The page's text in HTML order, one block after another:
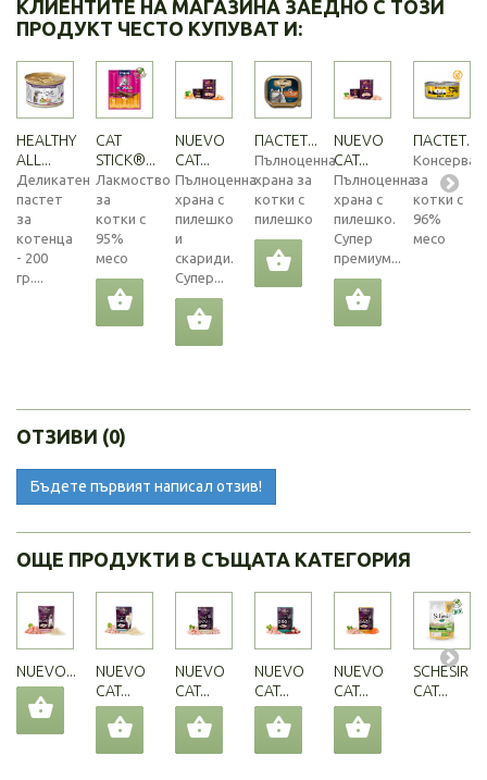
КЛИЕНТИТЕ НА МАГАЗИНА ЗАЕДНО С ТОЗИ
ПРОДУКТ ЧЕСТО КУПУВАТ И:
HEALTHY
ALL...
Деликатен
пастет
за
котенца
- 200
гр....
CAT
STICK®...
Лакмоство
за
котки с
95%
месо
NUEVO
CAT...
Пълноценна
храна с
пилешко
и
скариди.
Супер...
ПАСТЕТ...
Пълноценна
храна за
котки с
пилешко
NUEVO
CAT...
Пълноценна
храна с
пилешко.
Супер
премиум...
ПАСТЕТ...
Консерва
за
котки с
96%
месо
ОТЗИВИ (0)
Бъдете първият написал отзив!
ОЩЕ ПРОДУКТИ В СЪЩАТА КАТЕГОРИЯ
NUEVO...
NUEVO
CAT...
NUEVO
CAT...
NUEVO
CAT...
NUEVO
CAT...
SCHESIR
CAT...